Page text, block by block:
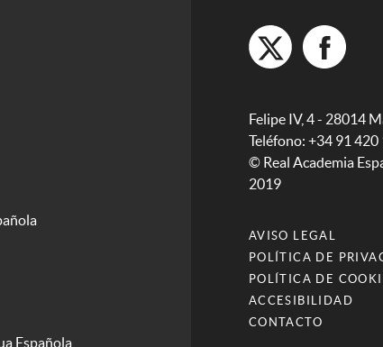
Española
Felipe IV, 4 - 28014
Teléfono: +34 91 420
© Real Academia
2019
AVISO LEGAL
POLÍTICA DE
POLÍTICA DE
ACCESIBILIDAD
CONTACTO